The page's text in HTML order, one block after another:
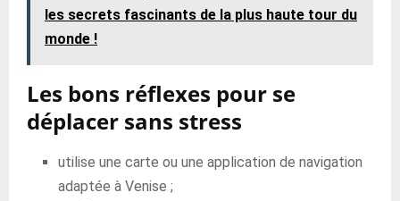
les secrets fascinants de la plus haute tour du
monde !
Les bons réflexes pour se
déplacer sans stress
utilise une carte ou une application de navigation
adaptée à Venise ;